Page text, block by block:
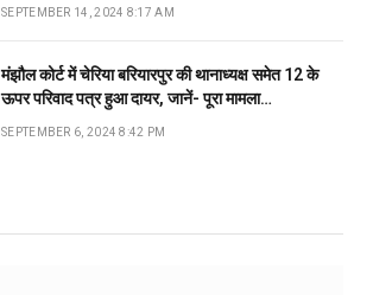
SEPTEMBER 14, 2024 8:17 AM
मंझौल कोर्ट में चेरिया बरियारपुर की थानाध्यक्ष समेत 12 के
ऊपर परिवाद पत्र हुआ दायर, जानें- पूरा मामला…
SEPTEMBER 6, 2024 8:42 PM